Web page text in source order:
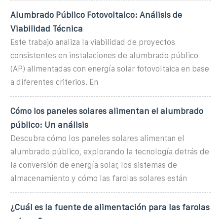
Alumbrado Público Fotovoltaico: Análisis de
Viabilidad Técnica
Este trabajo analiza la viabilidad de proyectos
consistentes en instalaciones de alumbrado público
(AP) alimentadas con energía solar fotovoltaica en base
a diferentes criterios. En
Cómo los paneles solares alimentan el alumbrado
público: Un análisis
Descubra cómo los paneles solares alimentan el
alumbrado público, explorando la tecnología detrás de
la conversión de energía solar, los sistemas de
almacenamiento y cómo las farolas solares están
¿Cuál es la fuente de alimentación para las farolas